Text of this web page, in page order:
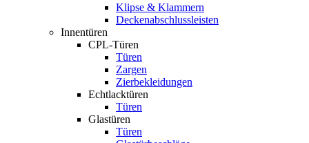
Klipse & Klammern
Deckenabschlussleisten
Innentüren
CPL-Türen
Türen
Zargen
Zierbekleidungen
Echtlacktüren
Türen
Glastüren
Türen